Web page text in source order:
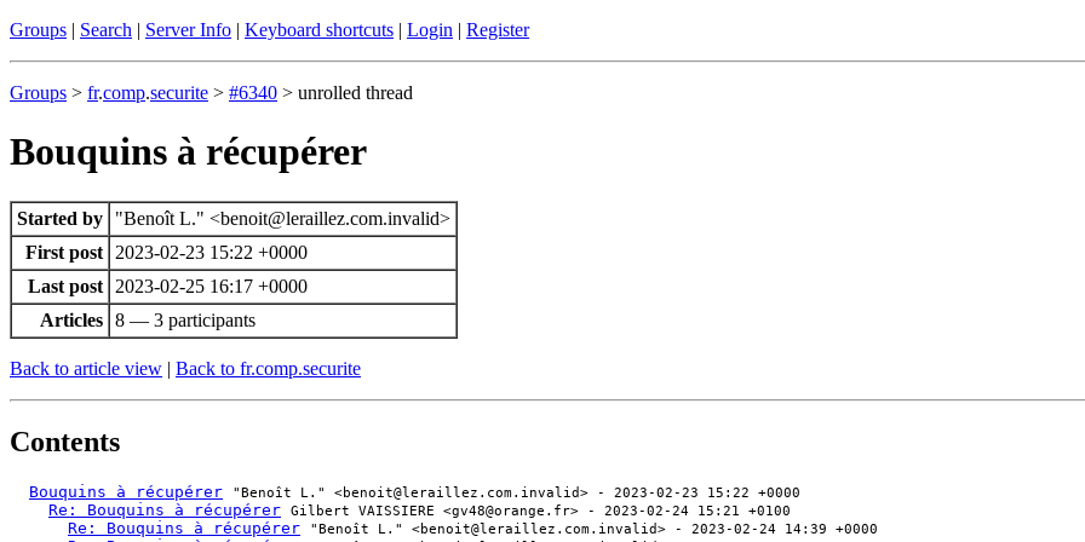
Groups | Search | Server Info | Keyboard shortcuts | Login | Register
Groups > fr.comp.securite > #6340 > unrolled thread
Bouquins à récupérer
Started by
"Benoît L." <benoit@leraillez.com.invalid>
First post
2023-02-23 15:22 +0000
Last post
2023-02-25 16:17 +0000
Articles 8 — 3 participants
Back to article view | Back to fr.comp.securite
Contents
Bouquins à récupérer "Benoît L." <benoit@leraillez.com.invalid> - 2023-02-23 15:22 +0000
Re: Bouquins à récupérer Gilbert VAISSIERE <gv48@orange.fr> - 2023-02-24 15:21 +0100
Re: Bouquins à récupérer "Benoît L." <benoit@leraillez.com.invalid> - 2023-02-24 14:39 +0000